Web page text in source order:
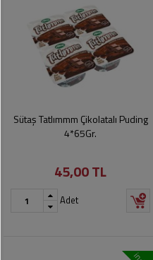
Sütaş Tatlımmm Çikolatalı Puding
4*65Gr.
45,00 TL
Adet